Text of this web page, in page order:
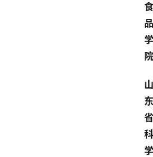
食
品
学
院
山
东
省
科
学